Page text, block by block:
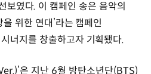
였다. 이 캠페인 송은 음악의
위한 연대’라는 캠페인
너지를 창출하고자 기획됐다.
은 지난 6월 방탄소년단(BTS)